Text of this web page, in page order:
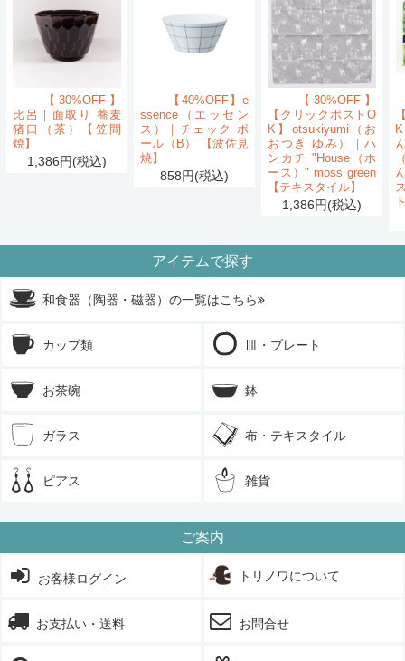
【30%OFF】
比呂｜面取り 蕎麦
猪口（茶）【笠間
焼】
1,386円(税込)
【40%OFF】e
ssence（エッセン
ス）｜チェック ボ
ール（B） 【波佐見
焼】
858円(税込)
【30%OFF】
【クリックポストO
K】otsukiyumi（お
おつき ゆみ）｜ハ
ンカチ "House（ホ
ース）" moss green
【テキスタイル】
1,386円(税込)
アイテムで探す
和食器（陶器・磁器）の一覧はこちら
カップ類 皿・プレート
お茶碗 鉢
ガラス 布・テキスタイル
ピアス 雑貨
ご案内
お客様ログイン トリノワについて
お支払い・送料 お問合せ